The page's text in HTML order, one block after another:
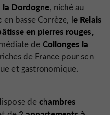
Dordogne, niché au
en basse Corrèze, le Relais
en pierres rouges,
de Collonges la
de France pour son
et gastronomique.
de chambres